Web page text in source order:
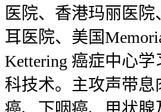
医院、香港玛丽医
耳医院、美国
Kettering 癌症中心
科技术。主攻声带息